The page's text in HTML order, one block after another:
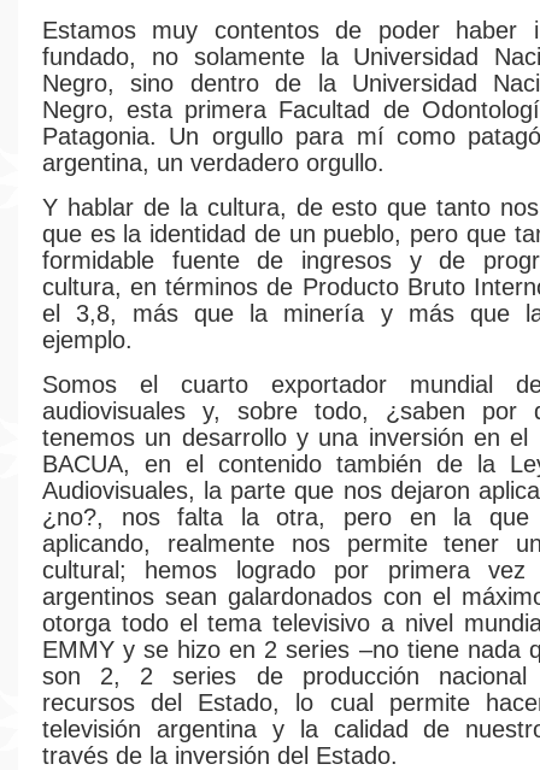
Estamos muy contentos de poder haber
fundado, no solamente la Universidad
Negro, sino dentro de la Universidad
Negro, esta primera Facultad de
Patagonia. Un orgullo para mí como
argentina, un verdadero orgullo.
Y hablar de la cultura, de esto que tanto
que es la identidad de un pueblo, pero que
formidable fuente de ingresos y de
cultura, en términos de Producto Bruto
el 3,8, más que la minería y más que
ejemplo.
Somos el cuarto exportador mundial
audiovisuales y, sobre todo, ¿saben por
tenemos un desarrollo y una inversión en el
BACUA, en el contenido también de la
Audiovisuales, la parte que nos dejaron
¿no?, nos falta la otra, pero en la que
aplicando, realmente nos permite tener
cultural; hemos logrado por primera vez
argentinos sean galardonados con el
otorga todo el tema televisivo a nivel
EMMY y se hizo en 2 series –no tiene nada
son 2, 2 series de producción nacional
recursos del Estado, lo cual permite
televisión argentina y la calidad de
través de la inversión del Estado.